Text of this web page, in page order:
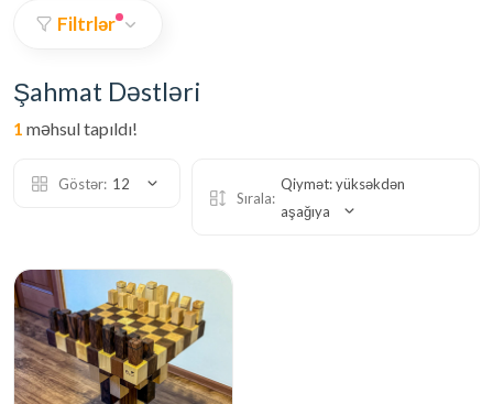
Filtrlər
Şahmat Dəstləri
1 məhsul tapıldı!
Göstər: 12
Sırala:
Qiymət: yüksəkdən
aşağıya